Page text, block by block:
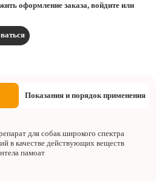
оформление заказа, войдите или
Показания и порядок применения
для собак широкого спектра
в качестве действующих веществ
памоат